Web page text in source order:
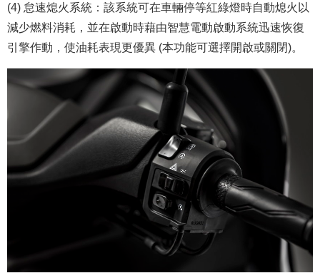
(4) 怠速熄火系統：該系統可在車輛停等紅綠燈時自動熄火以
減少燃料消耗，並在啟動時藉由智慧電動啟動系統迅速恢復
引擎作動，使油耗表現更優異 (本功能可選擇開啟或關閉)。